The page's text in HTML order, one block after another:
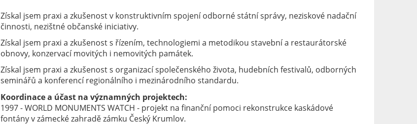
Získal jsem praxi a zkušenost v konstruktivním spojení odborné státní správy, neziskové nadační
činnosti, nezištné občanské iniciativy.
Získal jsem praxi a zkušenost s řízením, technologiemi a metodikou stavební a restaurátorské
obnovy, konzervací movitých i nemovitých památek.
Získal jsem praxi a zkušenost s organizací společenského života, hudebních festivalů, odborných
seminářů a konferencí regionálního i mezinárodního standardu.
Koordinace a účast na významných projektech:
1997 - WORLD MONUMENTS WATCH - projekt na finanční pomoci rekonstrukce kaskádové
fontány v zámecké zahradě zámku Český Krumlov.